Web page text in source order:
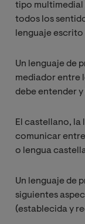
tipo multimedial
todos los
lenguaje
Un lenguaje de
mediador entre
debe entender
El castellano, la
comunicar
o lengua
Un lenguaje de
siguientes
(establecida y